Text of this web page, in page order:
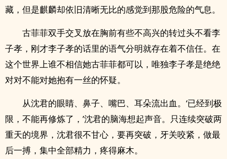
藏，但是麒麟却依旧清晰无比的感觉到那股危险的气息。
古菲菲双手交叉放在胸前有些不高兴的转过头不看李
子孝，刚才李子孝的话里的语气分明就存在着不信任。在
这个世界上谁不相信她古菲菲都可以，唯独李子孝是绝绝
对对不能对她抱有一丝的怀疑。
从沈君的眼睛、鼻子、嘴巴、耳朵流出血。‘已经到极
限，不能再修炼了，’沈君的脑海想起声音。只连续突破两
重天的境界，沈君很不甘心，要再突破，牙关咬紧，做最
后一搏，集中全部精力，疼得麻木。